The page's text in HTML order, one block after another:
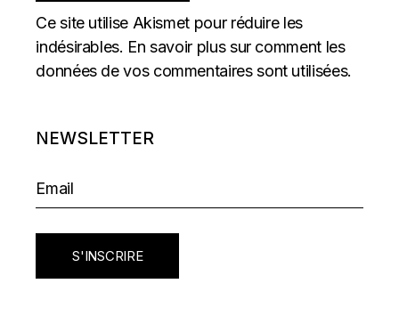
Ce site utilise Akismet pour réduire les
indésirables. En savoir plus sur comment les
données de vos commentaires sont utilisées.
NEWSLETTER
S'INSCRIRE